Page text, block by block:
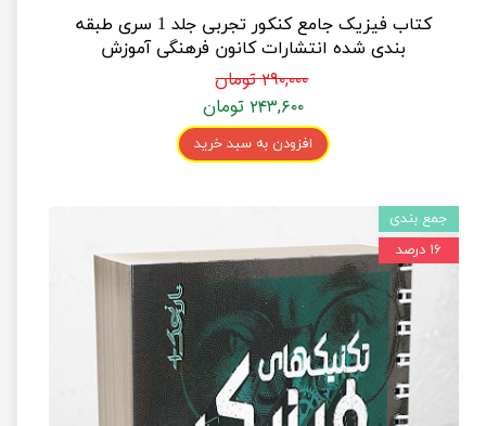
کتاب فیزیک جامع کنکور تجربی جلد 1 سری طبقه
بندی شده انتشارات کانون فرهنگی آموزش
۲۹۰,۰۰۰ تومان
۲۴۳,۶۰۰ تومان
افزودن به سبد خرید
جمع بندی
۱۶ درصد